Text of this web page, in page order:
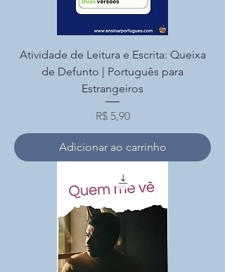
Atividade de Leitura e Escrita: Queixa
de Defunto | Português para
Estrangeiros
Preço
R$ 5,90
Adicionar ao carrinho